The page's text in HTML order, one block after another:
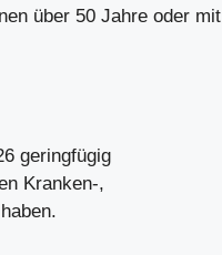
über 50 Jahre oder mit
geringfügig
Kranken-,